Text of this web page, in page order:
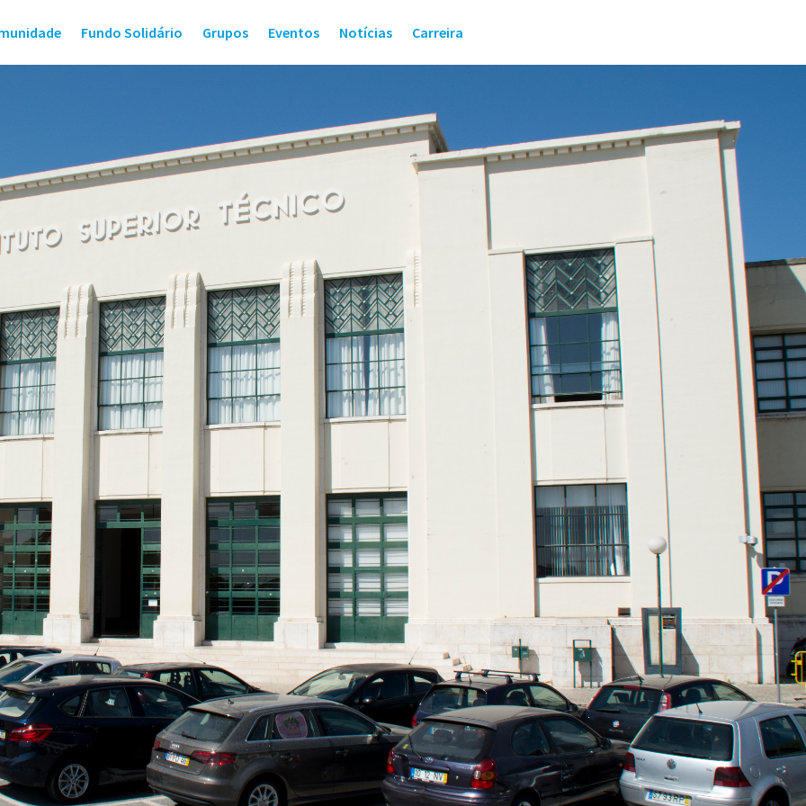
Fundo Solidário Grupos Eventos Notícias Carreira